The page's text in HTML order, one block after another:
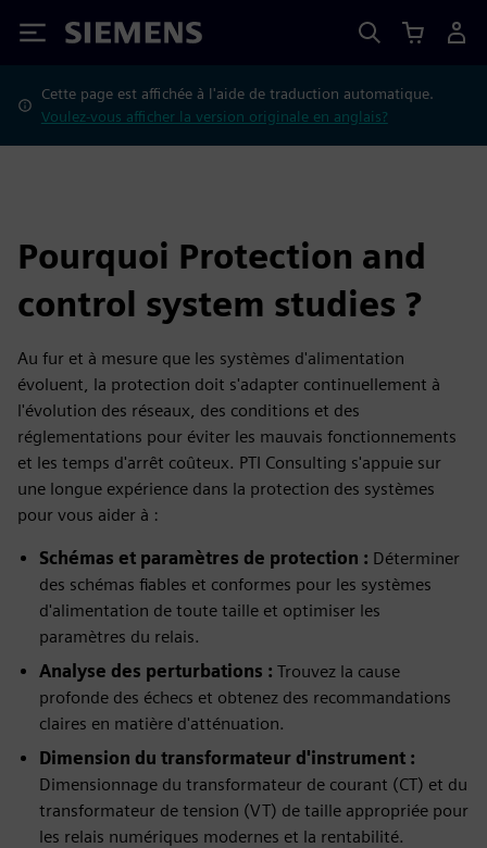
Siemens
Cette page est affichée à l'aide de traduction automatique.
Voulez-vous afficher la version originale en anglais?
Pourquoi Protection and
control system studies ?
Au fur et à mesure que les systèmes d'alimentation
évoluent, la protection doit s'adapter continuellement à
l'évolution des réseaux, des conditions et des
réglementations pour éviter les mauvais fonctionnements
et les temps d'arrêt coûteux. PTI Consulting s'appuie sur
une longue expérience dans la protection des systèmes
pour vous aider à :
Schémas et paramètres de protection : Déterminer
des schémas fiables et conformes pour les systèmes
d'alimentation de toute taille et optimiser les
paramètres du relais.
Analyse des perturbations : Trouvez la cause
profonde des échecs et obtenez des recommandations
claires en matière d'atténuation.
Dimension du transformateur d'instrument :
Dimensionnage du transformateur de courant (CT) et du
transformateur de tension (VT) de taille appropriée pour
les relais numériques modernes et la rentabilité.